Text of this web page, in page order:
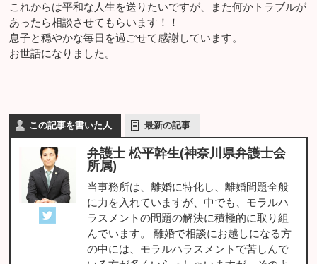
これからは平和な人生を送りたいですが、また何かトラブルが
あったら相談させてもらいます！！
息子と穏やかな毎日を過ごせて感謝しています。
お世話になりました。
この記事を書いた人 最新の記事
弁護士 松平幹生(神奈川県弁護士会
所属)
当事務所は、離婚に特化し、離婚問題全般
に力を入れていますが、中でも、モラルハ
ラスメントの問題の解決に積極的に取り組
んでいます。 離婚で相談にお越しになる方
の中には、モラルハラスメントで苦しんで